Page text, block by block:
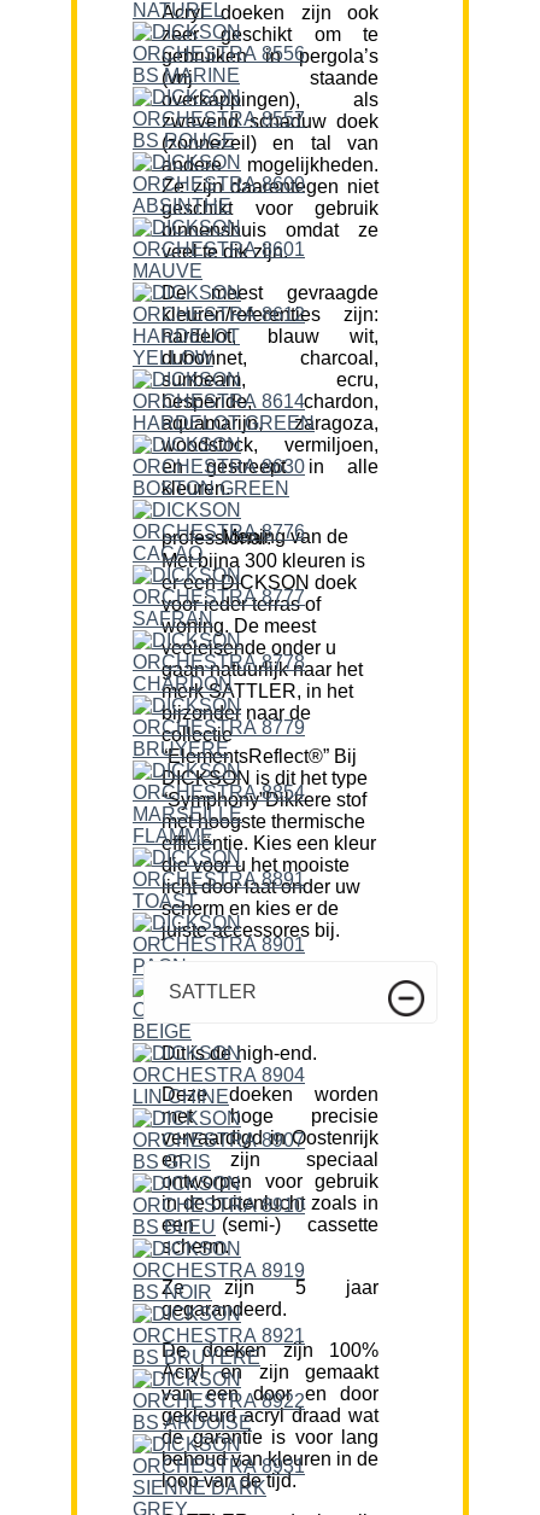
Acryl doeken zijn ook
zeer geschikt om te
gebruiken in pergola’s
(vrij staande
overkappingen), als
zwevend schaduw doek
(zonnezeil) en tal van
andere mogelijkheden.
Ze zijn daarentegen niet
geschikt voor gebruik
binnenshuis omdat ze
veel te dik zijn.
De meest gevraagde
kleuren/referenties zijn:
hardelot, blauw wit,
dubonnet, charcoal,
sunbeam, ecru,
hesperide, chardon,
aquamarijn, zaragoza,
woodstock, vermiljoen,
en gestreept in alle
kleuren.
Mening van de professional:
Met bijna 300 kleuren is
er een DICKSON doek
voor ieder terras of
woning. De meest
veeleisende onder u
gaan natuurlijk naar het
merk SATTLER, in het
bijzonder naar de
collectie
“ElementsReflect®” Bij
DICKSON is dit het type
“Symphony”Dikkere stof
met hoogste thermische
efficiëntie. Kies een kleur
die voor u het mooiste
licht door laat onder uw
scherm en kies er de
juiste accessores bij.
SATTLER
Dit is de high-end.
Deze doeken worden
met hoge precisie
vervaardigd in Oostenrijk
en zijn speciaal
ontworpen voor gebruik
in de buitenlucht zoals in
een (semi-) cassette
scherm.
Ze zijn 5 jaar
gegarandeerd.
De doeken zijn 100%
Acryl en zijn gemaakt
van een door en door
gekleurd acryl draad wat
de garantie is voor lang
behoud van kleuren in de
loop van de tijd.